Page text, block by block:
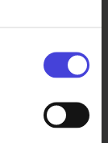
suurelle